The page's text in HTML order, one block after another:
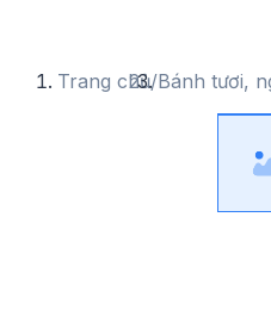
Trang chủ/Bánh tươi,